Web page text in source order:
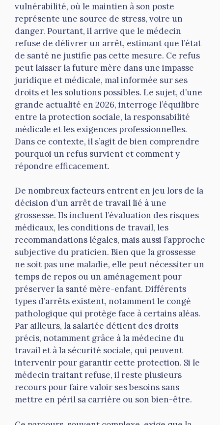
vulnérabilité, où le maintien à son poste
représente une source de stress, voire un
danger. Pourtant, il arrive que le médecin
refuse de délivrer un arrêt, estimant que l’état
de santé ne justifie pas cette mesure. Ce refus
peut laisser la future mère dans une impasse
juridique et médicale, mal informée sur ses
droits et les solutions possibles. Le sujet, d’une
grande actualité en 2026, interroge l’équilibre
entre la protection sociale, la responsabilité
médicale et les exigences professionnelles.
Dans ce contexte, il s’agit de bien comprendre
pourquoi un refus survient et comment y
répondre efficacement.
De nombreux facteurs entrent en jeu lors de la
décision d’un arrêt de travail lié à une
grossesse. Ils incluent l’évaluation des risques
médicaux, les conditions de travail, les
recommandations légales, mais aussi l’approche
subjective du praticien. Bien que la grossesse
ne soit pas une maladie, elle peut nécessiter un
temps de repos ou un aménagement pour
préserver la santé mère-enfant. Différents
types d’arrêts existent, notamment le congé
pathologique qui protège face à certains aléas.
Par ailleurs, la salariée détient des droits
précis, notamment grâce à la médecine du
travail et à la sécurité sociale, qui peuvent
intervenir pour garantir cette protection. Si le
médecin traitant refuse, il reste plusieurs
recours pour faire valoir ses besoins sans
mettre en péril sa carrière ou son bien-être.